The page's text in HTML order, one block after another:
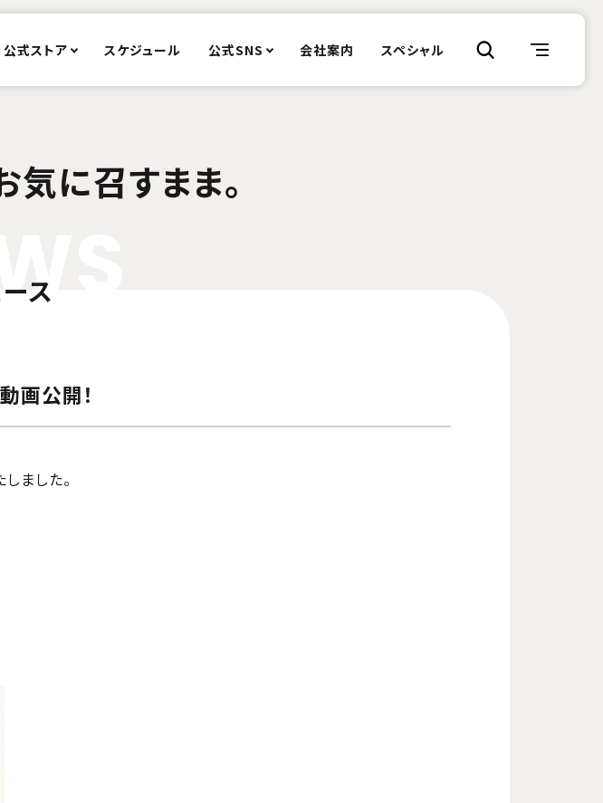
公式ストア スケジュール 公式SNS 会社案内 スペシャル
に召すまま。
ス
画公開！
ました。